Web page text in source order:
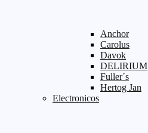
Anchor
Carolus
Davok
DELIRIUM
Fuller´s
Hertog Jan
Electronicos